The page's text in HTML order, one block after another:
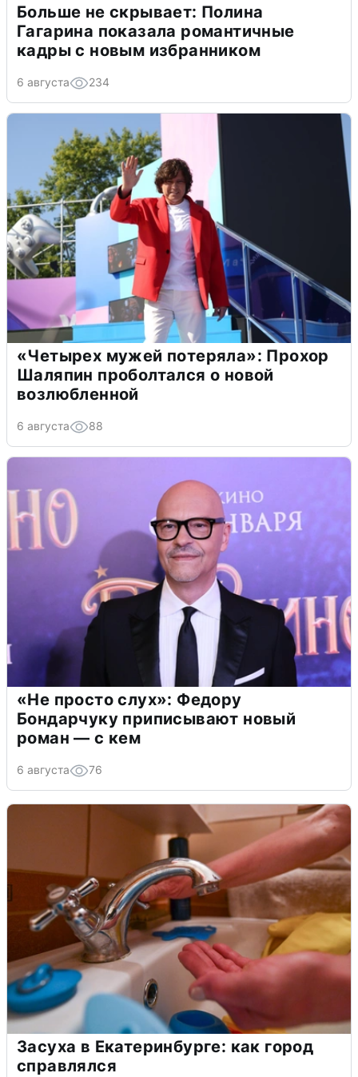
Больше не скрывает: Полина
Гагарина показала романтичные
кадры с новым избранником
6 августа 234
«Четырех мужей потеряла»: Прохор
Шаляпин проболтался о новой
возлюбленной
6 августа 88
«Не просто слух»: Федору
Бондарчуку приписывают новый
роман — с кем
6 августа 76
Засуха в Екатеринбурге: как город
справлялся